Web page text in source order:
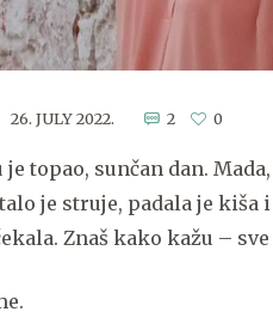
26. JULY 2022. 2 0
topao, sunčan dan.
je struje, padala je kiša
Znaš kako kažu – sve